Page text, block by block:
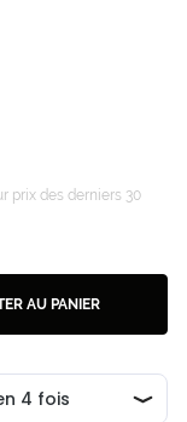
prix des derniers 30
AU PANIER